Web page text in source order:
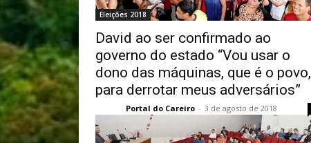
Eleições 2018
David ao ser confirmado ao
governo do estado “Vou usar o
dono das máquinas, que é o povo,
para derrotar meus adversários”
Portal do Careiro - 3 de agosto de 2018